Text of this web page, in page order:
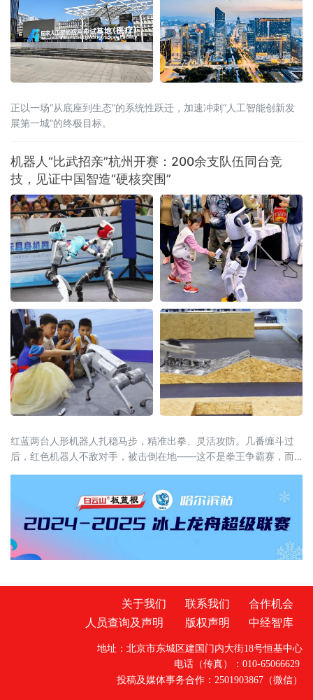
正以一场“从底座到生态”的系统性跃迁，加速冲刺“人工智能创新发
展第一城”的终极目标。
机器人“比武招亲”杭州开赛：200余支队伍同台竞
技，见证中国智造“硬核突围”
红蓝两台人形机器人扎稳马步，精准出拳、灵活攻防。几番缠斗过
后，红色机器人不敌对手，被击倒在地——这不是拳王争霸赛，而
关于我们 联系我们
合作机会
人员查询及声明
版权声明 中经智库
地址：北京市东城区建国门内大街18号恒基中心
电话（传真）：010-65066629
投稿及媒体事务合作：2501903867（微信）